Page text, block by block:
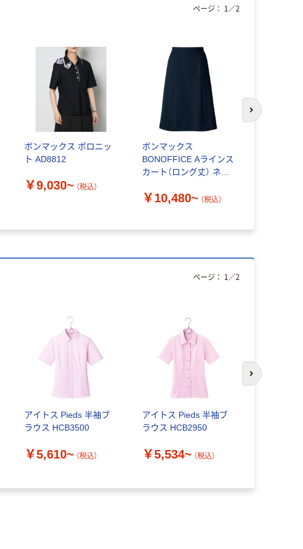
ボンマックス ポロニッ
ト AD8812
￥9,030~ （税込）
ボンマックス
BONOFFICE Aラインス
カート（ロング丈） ネイ
￥10,480~ （税込）
ページ： 1 ／2
次のスライド
アイトス Pieds 半袖ブ
ラウス HCB3500
￥5,610~ （税込）
アイトス Pieds 半袖ブ
ラウス HCB2950
￥5,534~ （税込）
ページ： 1 ／2
次のスライド